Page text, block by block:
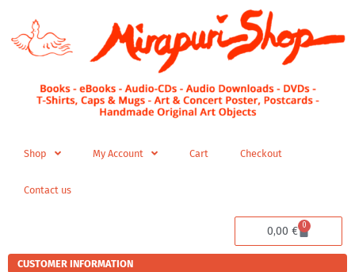
content
Shop My Account Cart Checkout
Contact us
0,00 € 0
Cart
CUSTOMER INFORMATION